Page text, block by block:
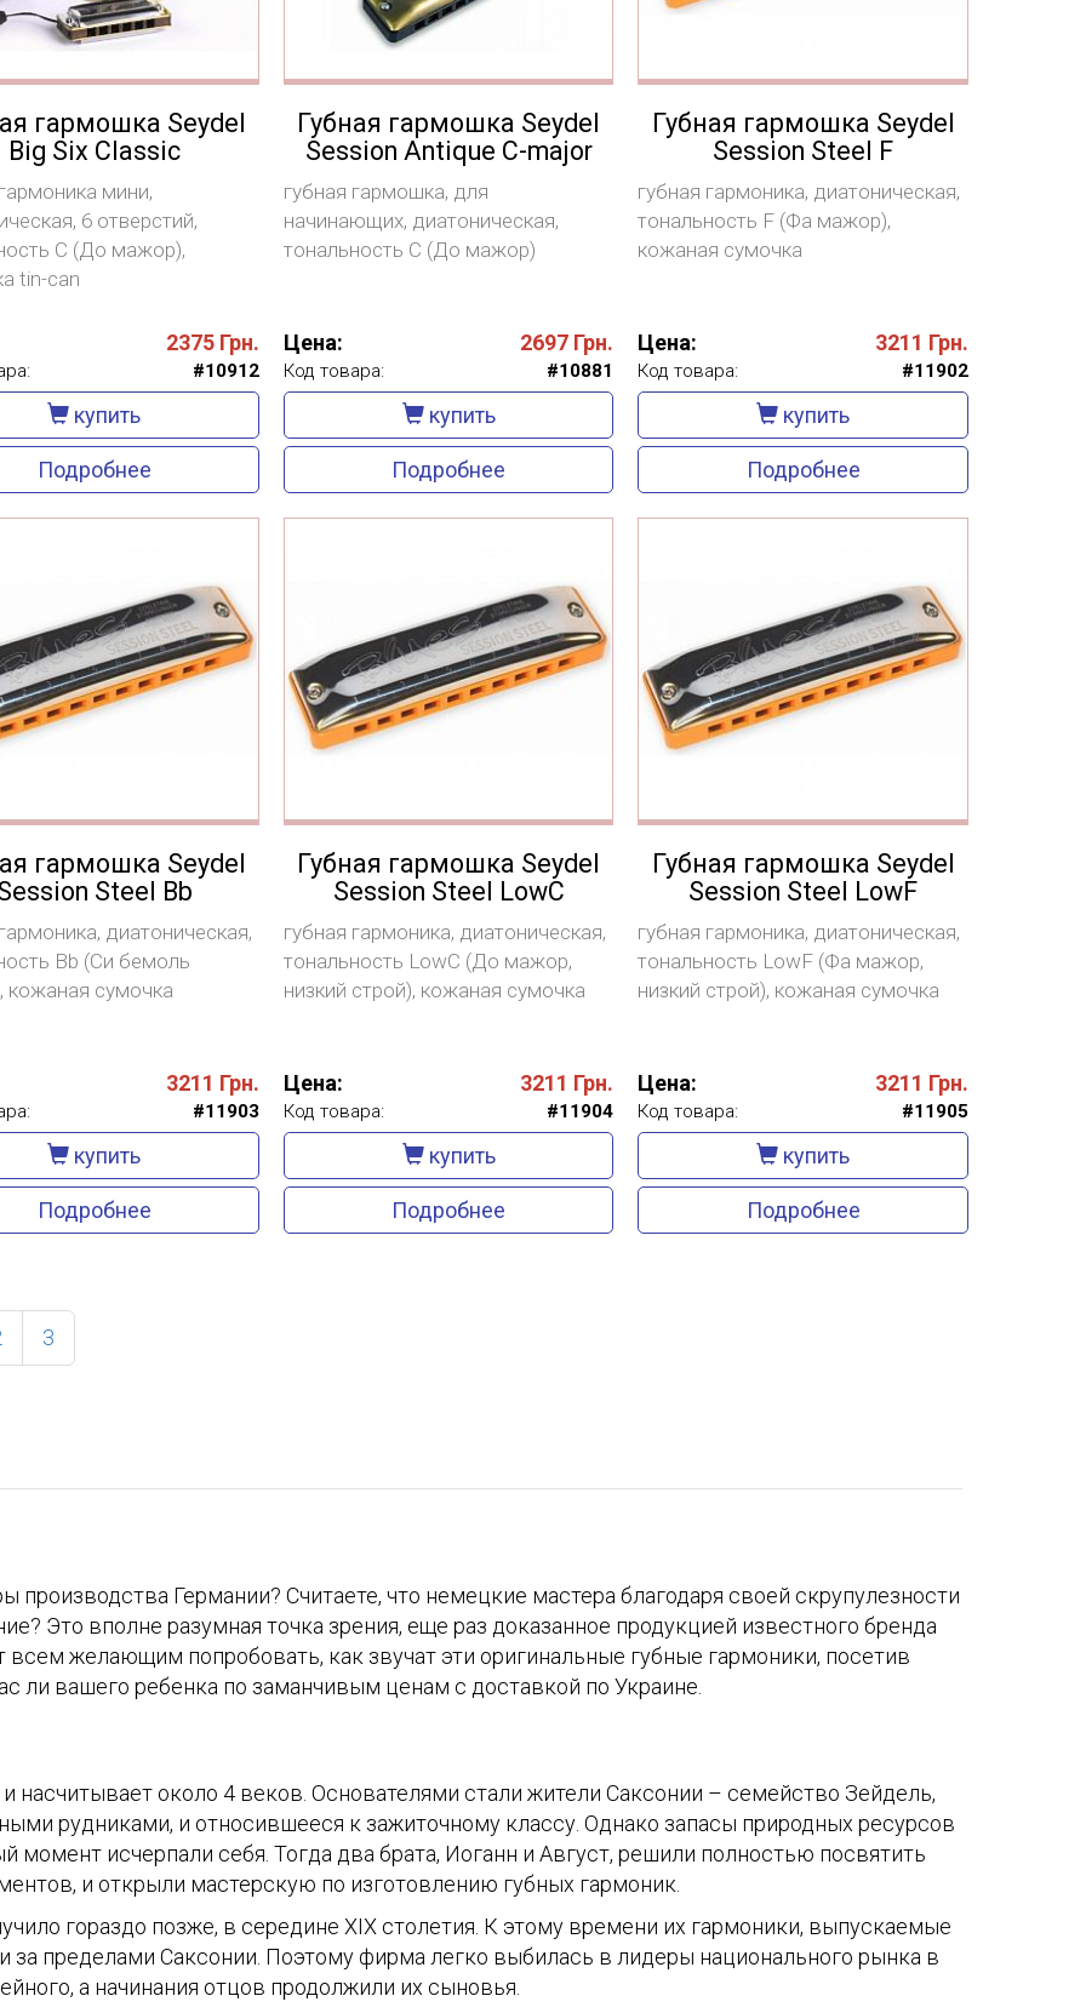
гармошка Seydel
Big Six Classic
мини,
6 отверстий,
С (До мажор),
tin-can
2375 Грн.
#10912
купить
Подробнее
Губная гармошка Seydel
Session Antique C-major
губная гармошка, для
начинающих, диатоническая,
тональность С (До мажор)
Цена: 2697 Грн.
Код товара: #10881
купить
Подробнее
Губная гармошка Seydel
Session Steel F
губная гармоника, диатоническая,
тональность F (Фа мажор),
кожаная сумочка
Цена: 3211 Грн.
Код товара: #11902
купить
Подробнее
гармошка Seydel
Steel Bb
диатоническая,
Bb (Си бемоль
сумочка
3211 Грн.
#11903
купить
Подробнее
Губная гармошка Seydel
Session Steel LowC
губная гармоника, диатоническая,
тональность LowC (До мажор,
низкий строй), кожаная сумочка
Цена: 3211 Грн.
Код товара: #11904
купить
Подробнее
Губная гармошка Seydel
Session Steel LowF
губная гармоника, диатоническая,
тональность LowF (Фа мажор,
низкий строй), кожаная сумочка
Цена: 3211 Грн.
Код товара: #11905
купить
Подробнее
3
Германии? Считаете, что немецкие мастера благодаря своей скрупулезности
Это вполне разумная точка зрения, еще раз доказанное продукцией известного бренда
всем желающим попробовать, как звучат эти оригинальные губные гармоники, посетив
ли вашего ребенка по заманчивым ценам с доставкой по Украине.
насчитывает около 4 веков. Основателями стали жители Саксонии – семейство Зейдель,
рудниками, и относившееся к зажиточному классу. Однако запасы природных ресурсов
момент исчерпали себя. Тогда два брата, Иоганн и Август, решили полностью посвятить
и открыли мастерскую по изготовлению губных гармоник.
гораздо позже, в середине XIX столетия. К этому времени их гармоники, выпускаемые
за пределами Саксонии. Поэтому фирма легко выбилась в лидеры национального рынка в
а начинания отцов продолжили их сыновья.